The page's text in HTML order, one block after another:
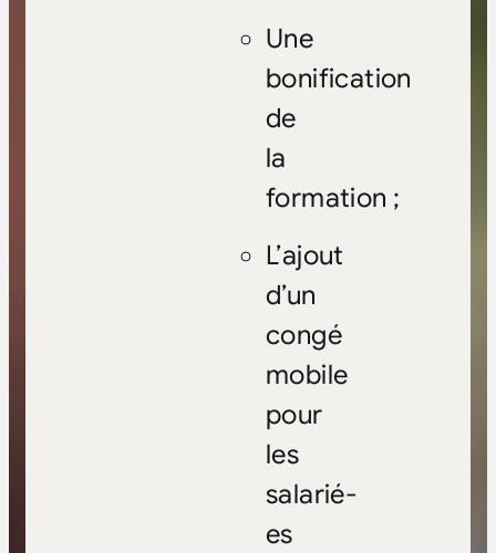
Une
bonification
de
la
formation ;
L’ajout
d’un
congé
mobile
pour
les
salarié-
es